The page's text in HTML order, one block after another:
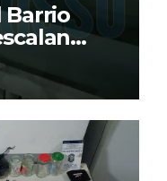
Barrio
y nadie